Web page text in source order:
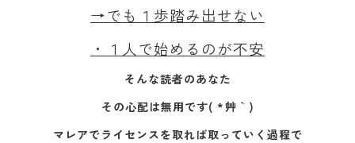
→でも１歩踏み出せない
・１人で始めるのが不安
そんな読者のあなた
その心配は無用です( *´艸｀)
マレアでライセンスを取れば取っていく過程で